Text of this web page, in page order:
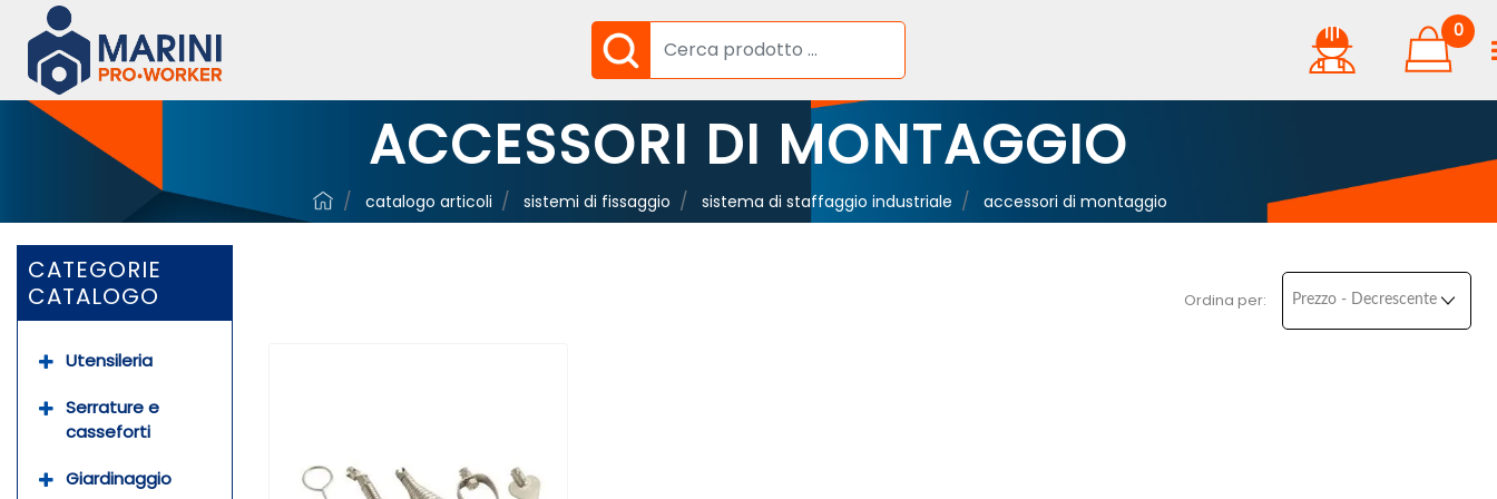
0
ACCESSORI DI MONTAGGIO
catalogo articoli sistemi di fissaggio sistema di staffaggio industriale accessori di montaggio
CATEGORIE
CATALOGO
Utensileria
Serrature e
casseforti
Giardinaggio
Ordina per: